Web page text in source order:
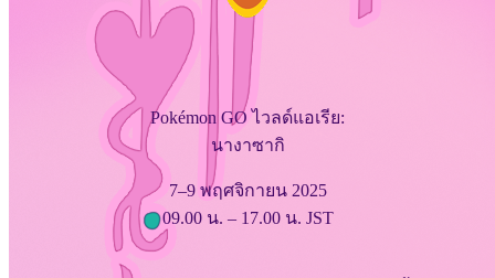
Pokémon GO ไวลด์แอเรีย:
นางาซากิ
7–9 พฤศจิกายน 2025
09.00 น. – 17.00 น. JST